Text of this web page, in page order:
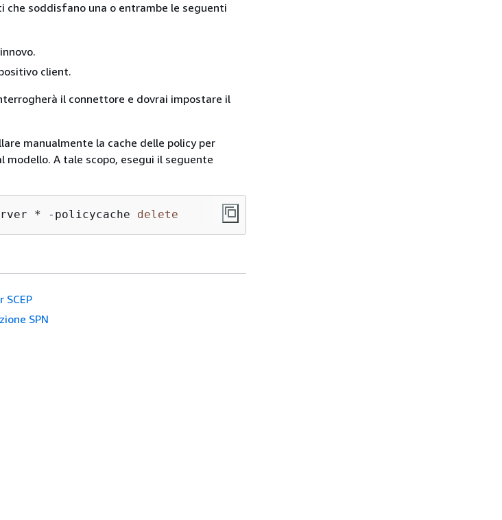
soddisfano una o entrambe le seguenti
client.
il connettore e dovrai impostare il
manualmente la cache delle policy per
A tale scopo, esegui il seguente
* - policycache delete
SCEP
SPN